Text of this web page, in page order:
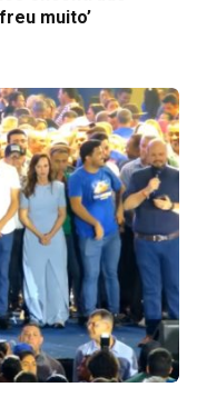
muito’